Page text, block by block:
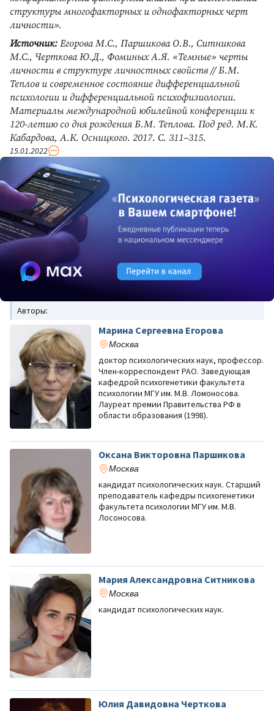
структуры многофакторных и однофакторных черт
личности».
Источник: Егорова М.С., Паршикова О.В., Ситникова
М.С., Черткова Ю.Д., Фоминых А.Я. «Темные» черты
личности в структуре личностных свойств // Б.М.
Теплов и современное состояние дифференциальной
психологии и дифференциальной психофизиологии.
Материалы международной юбилейной конференции к
120-летию со дня рождения Б.М. Теплова. Под ред. М.К.
Кабардова, А.К. Осницкого. 2017. С. 311–315.
15.01.2022
Авторы:
Марина Сергеевна Егорова
Москва
доктор психологических наук, профессор.
Член-корреспондент РАО. Заведующая
кафедрой психогенетики факультета
психологии МГУ им. М.В. Ломоносова.
Лауреат премии Правительства РФ в
области образования (1998).
Оксана Викторовна Паршикова
Москва
кандидат психологических наук. Старший
преподаватель кафедры психогенетики
факультета психологии МГУ им. М.В.
Лосоносова.
Мария Александровна Ситникова
Москва
кандидат психологических наук.
Юлия Давидовна Черткова